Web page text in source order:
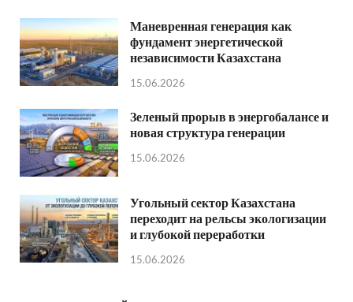
Маневренная генерация как
фундамент энергетической
независимости Казахстана
15.06.2026
Зеленый прорыв в энергобалансе и
новая структура генерации
15.06.2026
Угольный сектор Казахстана
переходит на рельсы экологизации
и глубокой переработки
15.06.2026